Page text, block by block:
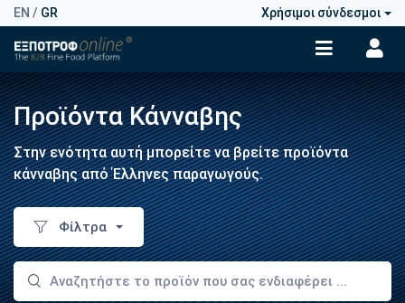
EN / GR Χρήσιμοι σύνδεσμοι
Προϊόντα Κάνναβης
Στην ενότητα αυτή μπορείτε να βρείτε προϊόντα
κάνναβης από Έλληνες παραγωγούς.
Φίλτρα